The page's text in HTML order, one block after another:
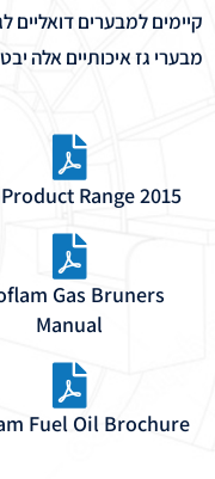
קיימים למבערים דואליים
מבערי גז איכותיים אלה
Range 2015
Gas Bruners
Manual
Fuel Oil Brochure